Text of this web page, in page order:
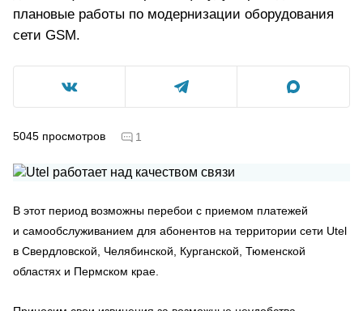
плановые работы по модернизации оборудования
сети GSM.
5045 просмотров 1
В этот период возможны перебои с приемом платежей
и самообслуживанием для абонентов на территории сети Utel
в Свердловской, Челябинской, Курганской, Тюменской
областях и Пермском крае.